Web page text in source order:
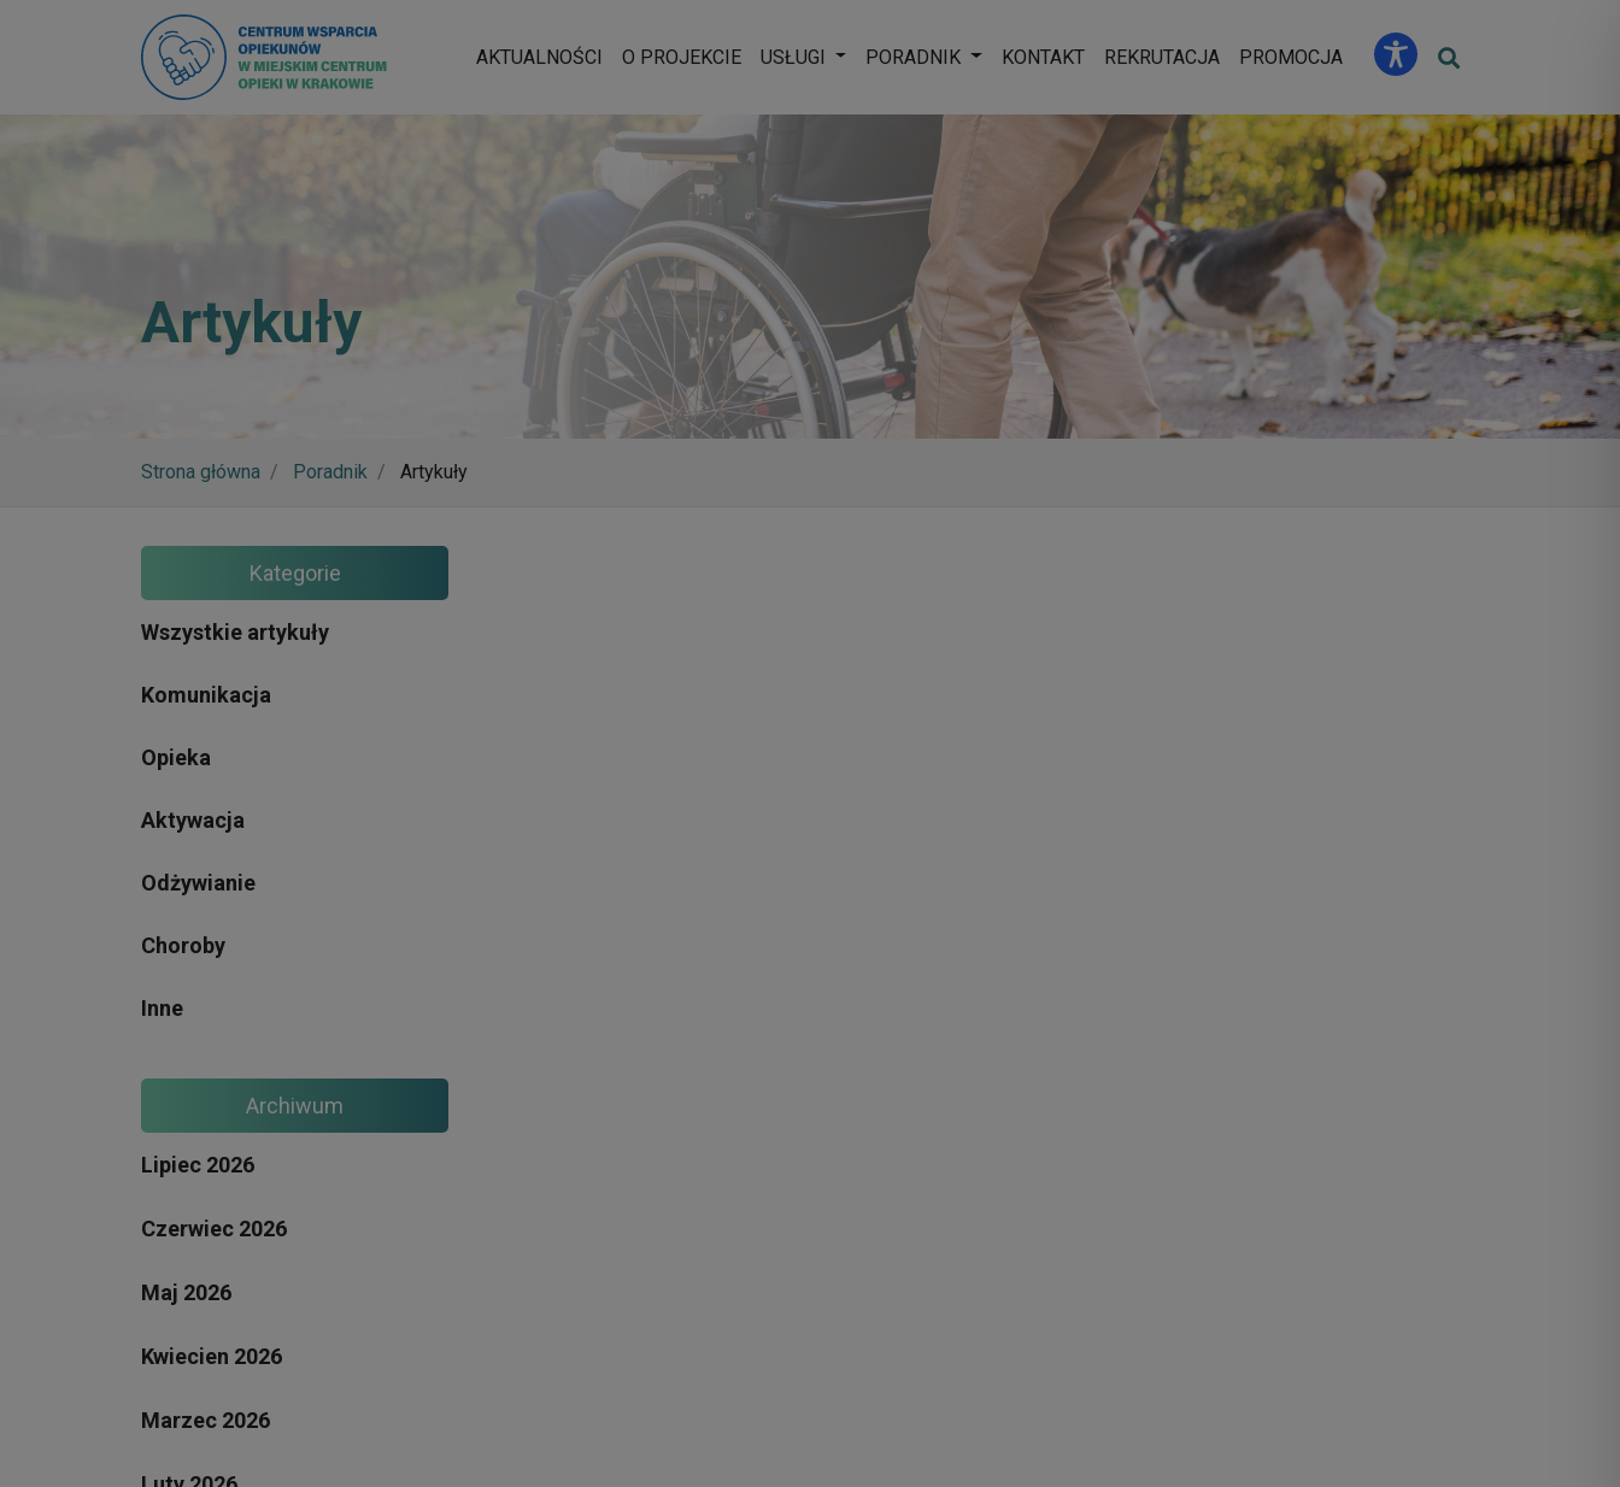
AKTUALNOŚCI O PROJEKCIE USŁUGI Rozwiń menu
PORADNIK Rozwiń menu
KONTAKT REKRUTACJA PROMOCJA
Artykuły
Strona główna Poradnik Artykuły
Kategorie
Wszystkie artykuły
Komunikacja
Opieka
Aktywacja
Odżywianie
Choroby
Inne
Archiwum
Lipiec 2026
Czerwiec 2026
Maj 2026
Kwiecien 2026
Marzec 2026